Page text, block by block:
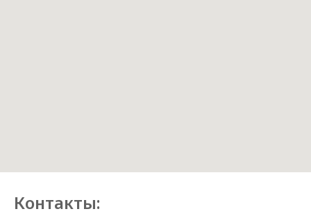
Контакты: